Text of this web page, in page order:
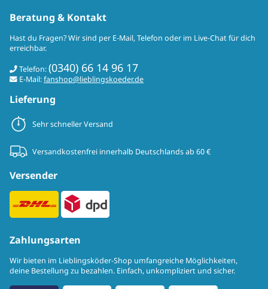
Beratung & Kontakt
Hast du Fragen? Wir sind per E-Mail, Telefon oder im Live-Chat für dich
erreichbar.
Telefon:(0340) 66 14 96 17
E-Mail:fanshop@lieblingskoeder.de
Lieferung
Sehr schneller Versand
Versandkostenfrei innerhalb Deutschlands ab 60 €
Versender
Zahlungsarten
Wir bieten im Lieblingsköder-Shop umfangreiche Möglichkeiten,
deine Bestellung zu bezahlen. Einfach, unkompliziert und sicher.